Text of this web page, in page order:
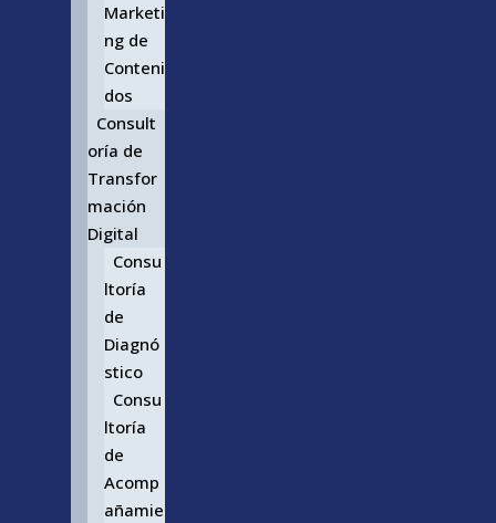
Marketi
ng de
Conteni
dos
Consult
oría de
Transfor
mación
Digital
Consu
ltoría
de
Diagnó
stico
Consu
ltoría
de
Acomp
añamie